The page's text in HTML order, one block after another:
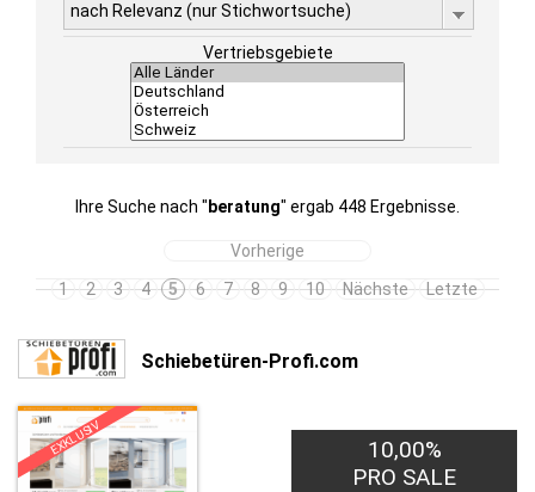
nach Relevanz (nur Stichwortsuche)
Vertriebsgebiete
Ihre Suche nach " beratung" ergab 448 Ergebnisse.
Vorherige
1
2 3 4 5 6 7 8 9 10 Nächste Letzte
Schiebetüren-Profi.com
EXKLUSIV
10,00%
PRO SALE